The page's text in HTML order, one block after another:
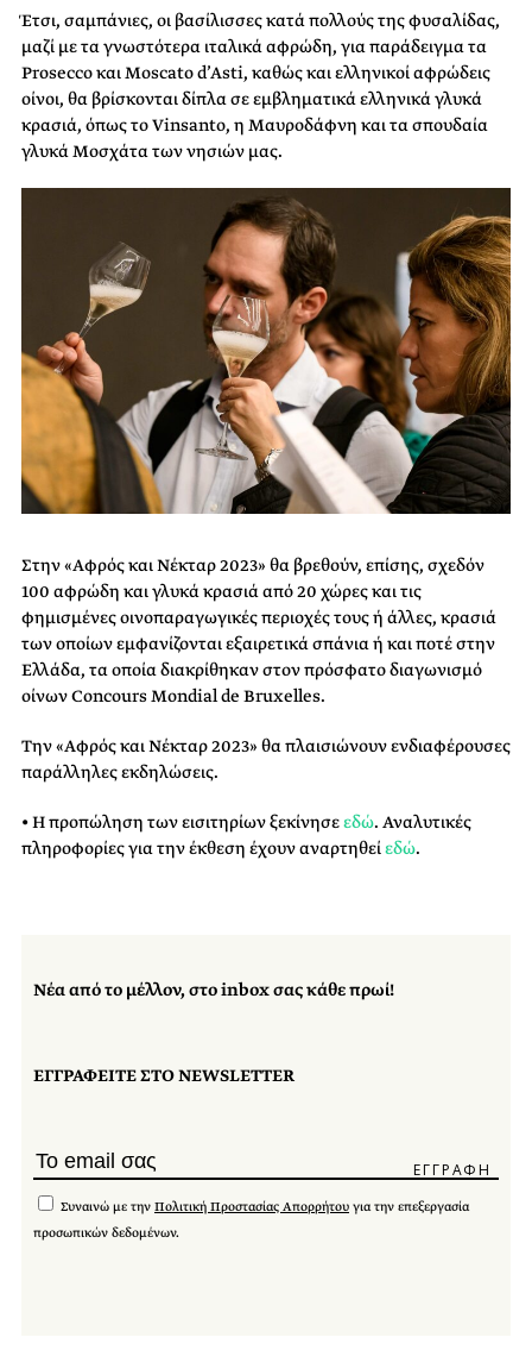
Έτσι, σαμπάνιες, οι βασίλισσες κατά πολλούς της φυσαλίδας,
μαζί με τα γνωστότερα ιταλικά αφρώδη, για παράδειγμα τα
Prosecco και Moscato d’Asti, καθώς και ελληνικοί αφρώδεις
οίνοι, θα βρίσκονται δίπλα σε εμβληματικά ελληνικά γλυκά
κρασιά, όπως το Vinsanto, η Μαυροδάφνη και τα σπουδαία
γλυκά Μοσχάτα των νησιών μας.
Στην «Αφρός και Νέκταρ 2023» θα βρεθούν, επίσης, σχεδόν
100 αφρώδη και γλυκά κρασιά από 20 χώρες και τις
φημισμένες οινοπαραγωγικές περιοχές τους ή άλλες, κρασιά
των οποίων εμφανίζονται εξαιρετικά σπάνια ή και ποτέ στην
Ελλάδα, τα οποία διακρίθηκαν στον πρόσφατο διαγωνισμό
οίνων Concours Mondial de Bruxelles.
Την «Αφρός και Νέκταρ 2023» θα πλαισιώνουν ενδιαφέρουσες
παράλληλες εκδηλώσεις.
• H προπώληση των εισιτηρίων ξεκίνησεεδώ. Αναλυτικές
πληροφορίες για την έκθεση έχουν αναρτηθείεδώ.
Νέα από το μέλλον, στο inbox σας κάθε πρωί!
ΕΓΓΡΑΦΕΙΤΕ ΣΤΟ NEWSLETTER
Συναινώ με την Πολιτική Προστασίας Απορρήτου για την επεξεργασία
προσωπικών δεδομένων.